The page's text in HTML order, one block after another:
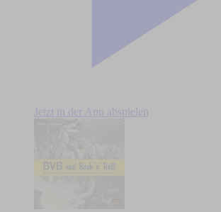
Jetzt in der App abspielen